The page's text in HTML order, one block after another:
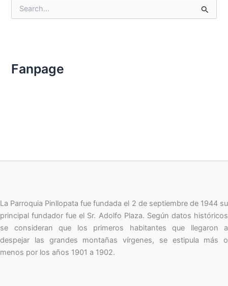
p
oFanpage
La Parroquia Pinllopata fue fundada el 2 de septiembre de 1944 su
principal fundador fue el Sr. Adolfo Plaza. Según datos históricos
se consideran que los primeros habitantes que llegaron a
despejar las grandes montañas vírgenes, se estipula más o
menos por los años 1901 a 1902.